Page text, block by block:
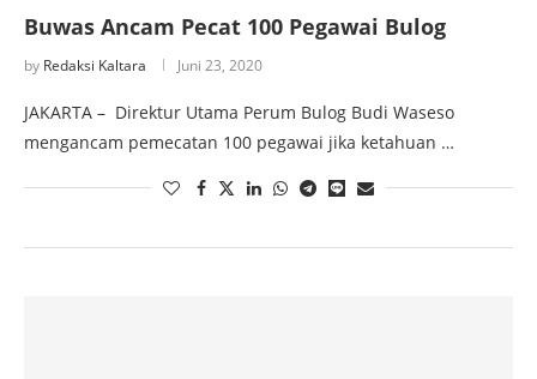
Buwas Ancam Pecat 100 Pegawai Bulog
by Redaksi Kaltara Juni 23, 2020
JAKARTA – Direktur Utama Perum Bulog Budi Waseso
mengancam pemecatan 100 pegawai jika ketahuan …